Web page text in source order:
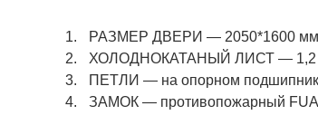
РАЗМЕР ДВЕРИ — 2050*1600 мм,
ХОЛОДНОКАТАНЫЙ ЛИСТ — 1,2
ПЕТЛИ — на опорном
ЗАМОК — противопожарный